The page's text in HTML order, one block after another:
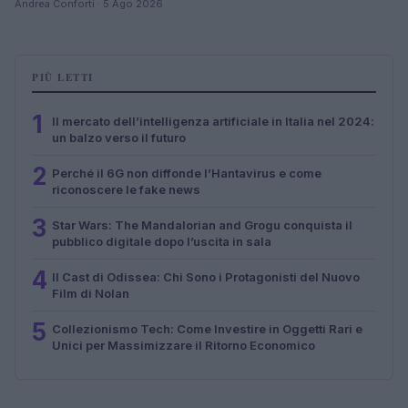
Andrea Conforti · 5 Ago 2026
PIÙ LETTI
1
Il mercato dell’intelligenza artificiale in Italia nel 2024:
un balzo verso il futuro
2 Perché il 6G non diffonde l’Hantavirus e come
riconoscere le fake news
3 Star Wars: The Mandalorian and Grogu conquista il
pubblico digitale dopo l’uscita in sala
4 Il Cast di Odissea: Chi Sono i Protagonisti del Nuovo
Film di Nolan
5 Collezionismo Tech: Come Investire in Oggetti Rari e
Unici per Massimizzare il Ritorno Economico